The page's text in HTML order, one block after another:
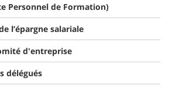
Personnel de Formation)
l’épargne salariale
d'entreprise
délégués